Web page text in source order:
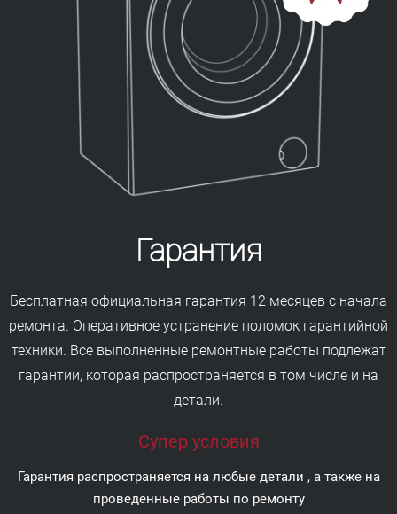
Гарантия
Бесплатная официальная гарантия 12 месяцев с начала
ремонта. Оперативное устранение поломок гарантийной
техники. Все выполненные ремонтные работы подлежат
гарантии, которая распространяется в том числе и на
детали.
Супер условия
Гарантия распространяется на любые детали , а также на
проведенные работы по ремонту